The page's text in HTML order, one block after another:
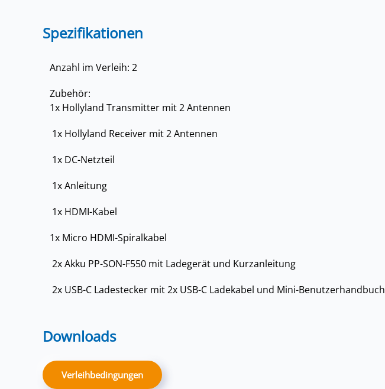
Spezifikationen
Anzahl im Verleih: 2
Zubehör:
1x Hollyland Transmitter mit 2 Antennen
1x Hollyland Receiver mit 2 Antennen
1x DC-Netzteil
1x Anleitung
1x HDMI-Kabel
1x Micro HDMI-Spiralkabel
2x Akku PP-SON-F550 mit Ladegerät und Kurzanleitung
2x USB-C Ladestecker mit 2x USB-C Ladekabel und Mini-Benutzerhandbuch
Downloads
Verleihbedingungen